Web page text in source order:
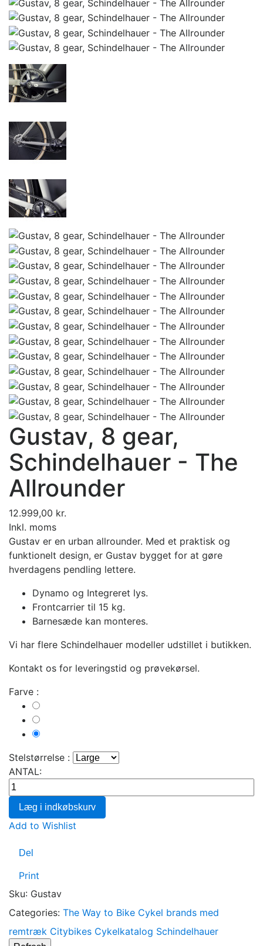
Gustav, 8 gear,
Schindelhauer - The
Allrounder
12.999,00 kr.
Inkl. moms
Gustav er en urban allrounder. Med et praktisk og
funktionelt design, er Gustav bygget for at gøre
hverdagens pendling lettere.
Dynamo og Integreret lys.
Frontcarrier til 15 kg.
Barnesæde kan monteres.
Vi har flere Schindelhauer modeller udstillet i butikken.
Kontakt os for leveringstid og prøvekørsel.
Farve :
Deepsea
Blue
Ash
Grey
Petrol
Stelstørrelse :
ANTAL:
Læg i indkøbskurv
Add to Wishlist
Del
Print
Sku: Gustav
Categories: The Way to Bike Cykel brands med
remtræk Citybikes Cykelkatalog Schindelhauer